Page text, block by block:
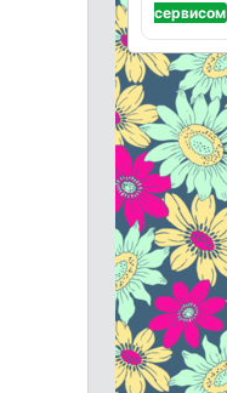
сервисом